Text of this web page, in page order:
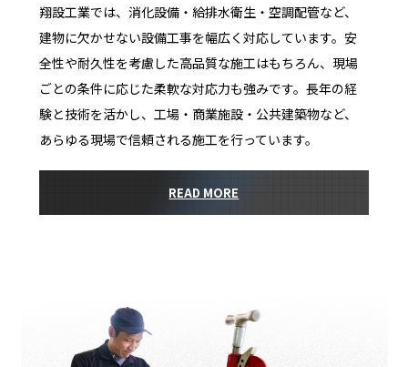
翔設工業では、消化設備・給排水衛生・空調配管など、
建物に欠かせない設備工事を幅広く対応しています。安
全性や耐久性を考慮した高品質な施工はもちろん、現場
ごとの条件に応じた柔軟な対応力も強みです。長年の経
験と技術を活かし、工場・商業施設・公共建築物など、
あらゆる現場で信頼される施工を行っています。
READ MORE